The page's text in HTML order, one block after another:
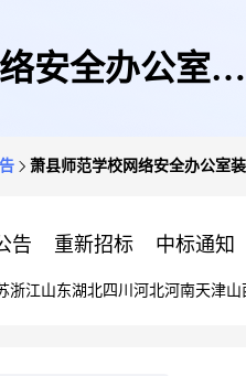
安全办公室装
萧县师范学校网络安全办公室
告 重新招标 中标通知
浙江山东湖北四川 河北河南天津山